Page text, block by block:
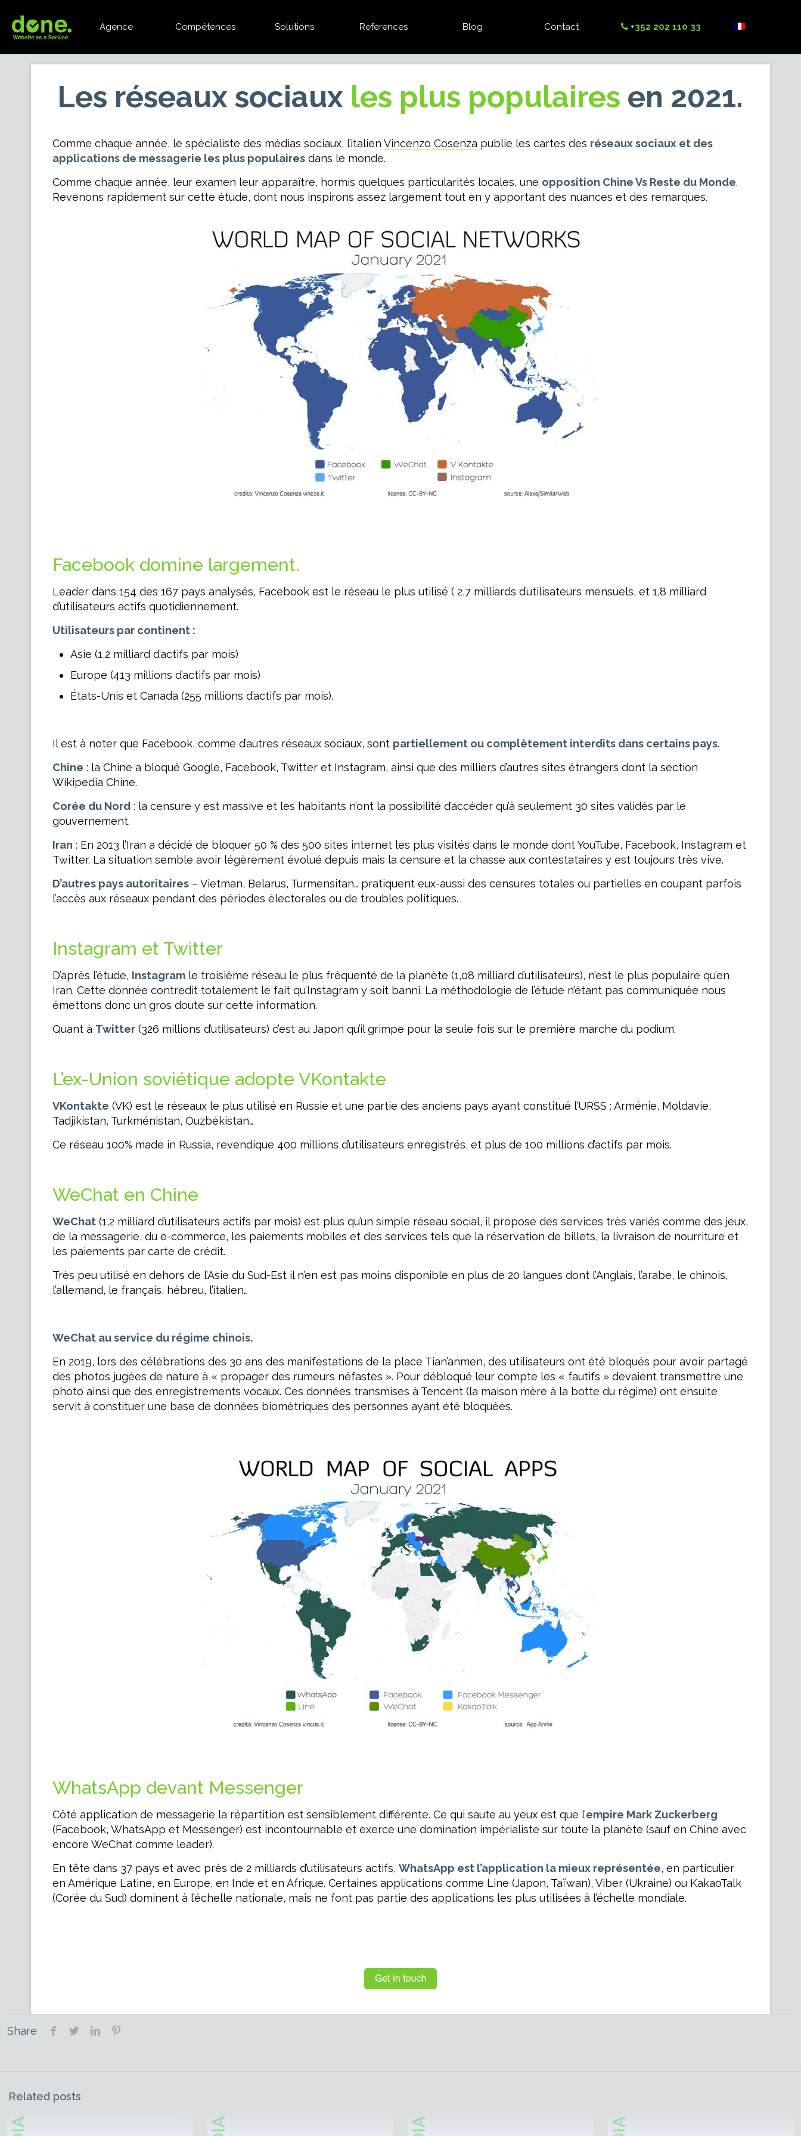
Agence Compétences Solutions References Blog Contact +352 202 110 33
Les réseaux sociaux les plus populaires en 2021.
Comme chaque année, le spécialiste des médias sociaux, l’italien Vincenzo Cosenza publie les cartes des réseaux sociaux et des
applications de messagerie les plus populairesdans le monde.
Comme chaque année, leur examen leur apparaître, hormis quelques particularités locales, une opposition Chine Vs Reste du Monde.
Revenons rapidement sur cette étude, dont nous inspirons assez largement tout en y apportant des nuances et des remarques.
Facebook domine largement.
Leader dans 154 des 167 pays analysés, Facebook est le réseau le plus utilisé ( 2,7 milliards d’utilisateurs mensuels, et 1,8 milliard
d’utilisateurs actifs quotidiennement.
Utilisateurs par continent :
Asie (1,2 milliard d’actifs par mois)
Europe (413 millions d’actifs par mois)
États-Unis et Canada (255 millions d’actifs par mois).
Il est à noter que Facebook, comme d’autres réseaux sociaux, sont partiellement ou complètement interdits dans certains pays.
Chine : la Chine a bloqué Google, Facebook, Twitter et Instagram, ainsi que des milliers d’autres sites étrangers dont la section
Wikipedia Chine.
Corée du Nord: la censure y est massive et les habitants n’ont la possibilité d’accéder qu’à seulement 30 sites validés par le
gouvernement.
Iran : En 2013 l’Iran a décidé de bloquer 50 % des 500 sites internet les plus visités dans le monde dont YouTube, Facebook, Instagram et
Twitter. La situation semble avoir légèrement évolué depuis mais la censure et la chasse aux contestataires y est toujours très vive.
D’autres pays autoritaires– Vietman, Belarus, Turmensitan… pratiquent eux-aussi des censures totales ou partielles en coupant parfois
l’accès aux réseaux pendant des périodes électorales ou de troubles politiques.
Instagram et Twitter
D’après l’étude, Instagramle troisième réseau le plus fréquenté de la planète (1,08 milliard d’utilisateurs), n’est le plus populaire qu’en
Iran. Cette donnée contredit totalement le fait qu’Instagram y soit banni. La méthodologie de l’étude n’étant pas communiquée nous
émettons donc un gros doute sur cette information.
Quant à Twitter(326 millions d’utilisateurs) c’est au Japon qu’il grimpe pour la seule fois sur le première marche du podium.
L’ex-Union soviétique adopte VKontakte
VKontakte (VK) est le réseaux le plus utilisé en Russie et une partie des anciens pays ayant constitué l’URSS : Arménie, Moldavie,
Tadjikistan, Turkménistan, Ouzbékistan…
Ce réseau 100% made in Russia, revendique 400 millions d’utilisateurs enregistrés, et plus de 100 millions d’actifs par mois.
WeChat en Chine
WeChat(1,2 milliard d’utilisateurs actifs par mois) est plus qu’un simple réseau social, il propose des services très variés comme des jeux,
de la messagerie, du e-commerce, les paiements mobiles et des services tels que la réservation de billets, la livraison de nourriture et
les paiements par carte de crédit.
Très peu utilisé en dehors de l’Asie du Sud-Est il n’en est pas moins disponible en plus de 20 langues dont l’Anglais, l’arabe, le chinois,
l’allemand, le français, hébreu, l’italien…
WeChat au service du régime chinois.
En 2019, lors des célébrations des 30 ans des manifestations de la place Tian’anmen, des utilisateurs ont été bloqués pour avoir partagé
des photos jugées de nature à « propager des rumeurs néfastes ». Pour débloqué leur compte les « fautifs » devaient transmettre une
photo ainsi que des enregistrements vocaux. Ces données transmises à Tencent (la maison mère à la botte du régime) ont ensuite
servit à constituer une base de données biométriques des personnes ayant été bloquées.
WhatsApp devant Messenger
Côté application de messagerie la répartition est sensiblement différente. Ce qui saute au yeux est que l’empire Mark Zuckerberg
(Facebook, WhatsApp et Messenger) est incontournable et exerce une domination impérialiste sur toute la planète (sauf en Chine avec
encore WeChat comme leader).
En tête dans 37 pays et avec près de 2 milliards d’utilisateurs actifs, WhatsApp est l’application la mieux représentée, en particulier
en Amérique Latine, en Europe, en Inde et en Afrique. Certaines applications comme Line (Japon, Taïwan), Viber (Ukraine) ou KakaoTalk
(Corée du Sud) dominent à l’échelle nationale, mais ne font pas partie des applications les plus utilisées à l’échelle mondiale.
Share
Related posts